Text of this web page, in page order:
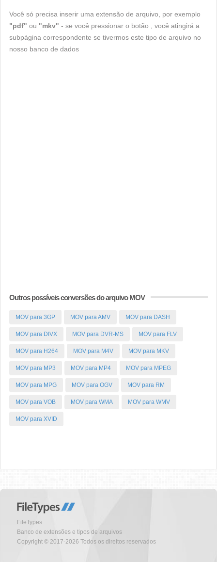
Você só precisa inserir uma extensão de arquivo, por exemplo
"pdf" ou "mkv" - se você pressionar o botão , você atingirá a
subpágina correspondente se tivermos este tipo de arquivo no
nosso banco de dados
Outros possíveis conversões do arquivo MOV
MOV para 3GP MOV para AMV MOV para DASH
MOV para DIVX MOV para DVR-MS MOV para FLV
MOV para H264 MOV para M4V MOV para MKV
MOV para MP3 MOV para MP4 MOV para MPEG
MOV para MPG MOV para OGV MOV para RM
MOV para VOB MOV para WMA MOV para WMV
MOV para XVID
FileTypes
Banco de extensões e tipos de arquivos
Copyright © 2017-2026 Todos os direitos reservados